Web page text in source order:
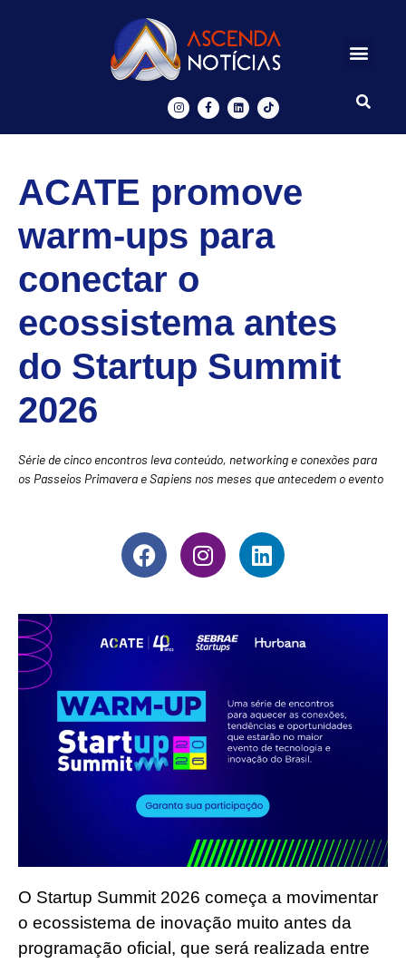
ACATE promove
warm-ups para
conectar o
ecossistema antes
do Startup Summit
2026
Série de cinco encontros leva conteúdo, networking e conexões para
os Passeios Primavera e Sapiens nos meses que antecedem o evento
O Startup Summit 2026 começa a movimentar
o ecossistema de inovação muito antes da
programação oficial, que será realizada entre